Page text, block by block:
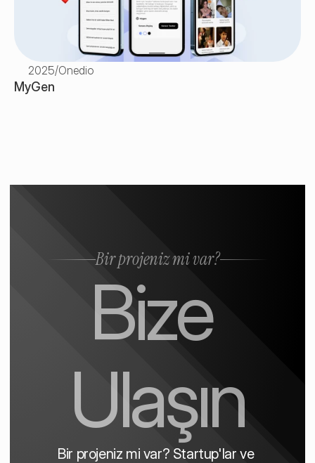
2025/Onedio
MyGen
Bir projeniz mi var?
Bize
Ulaşın
Bir projeniz mi var? Startup'lar ve